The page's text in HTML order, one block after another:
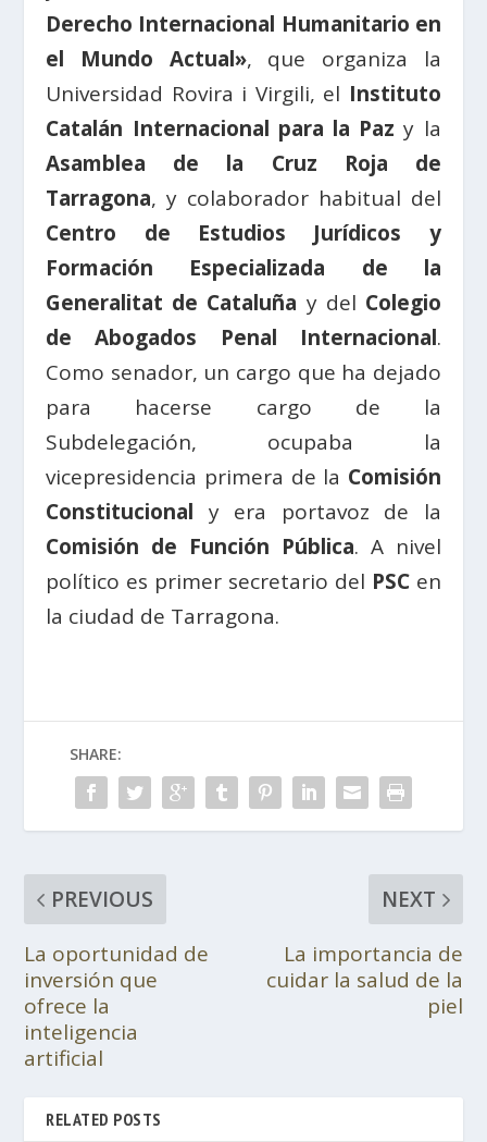
Derecho Internacional Humanitario en
el Mundo Actual», que organiza la
Universidad Rovira i Virgili, el Instituto
Catalán Internacional para la Pazy la
Asamblea de la Cruz Roja de
Tarragona, y colaborador habitual del
Centro de Estudios Jurídicos y
Formación Especializada
de la
Generalitat de Cataluña y del Colegio
de Abogados Penal Internacional.
Como senador, un cargo que ha dejado
para hacerse cargo de la
Subdelegación, ocupaba la
vicepresidencia primera de la Comisión
Constitucional y era portavoz de la
Comisión de Función Pública. A nivel
político es primer secretario del PSCen
la ciudad de Tarragona.
SHARE:
PREVIOUS
La oportunidad de
inversión que
ofrece la
inteligencia
artificial
NEXT
La importancia de
cuidar la salud de la
piel
RELATED POSTS